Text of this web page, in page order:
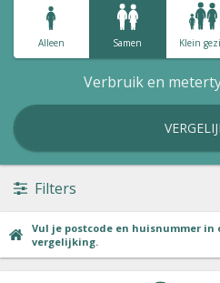
Alleen Samen Klein
Verbruik en
Filters
Vul je postcode en huisnummer
vergelijking.